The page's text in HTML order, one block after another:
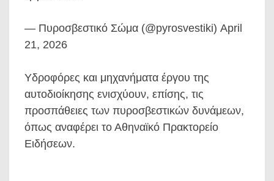
— Πυροσβεστικό Σώμα (@pyrosvestiki) April
21, 2026
Υδροφόρες και μηχανήματα έργου της
αυτοδιοίκησης ενισχύουν, επίσης, τις
προσπάθειες των πυροσβεστικών δυνάμεων,
όπως αναφέρει το Αθηναϊκό Πρακτορείο
Ειδήσεων.